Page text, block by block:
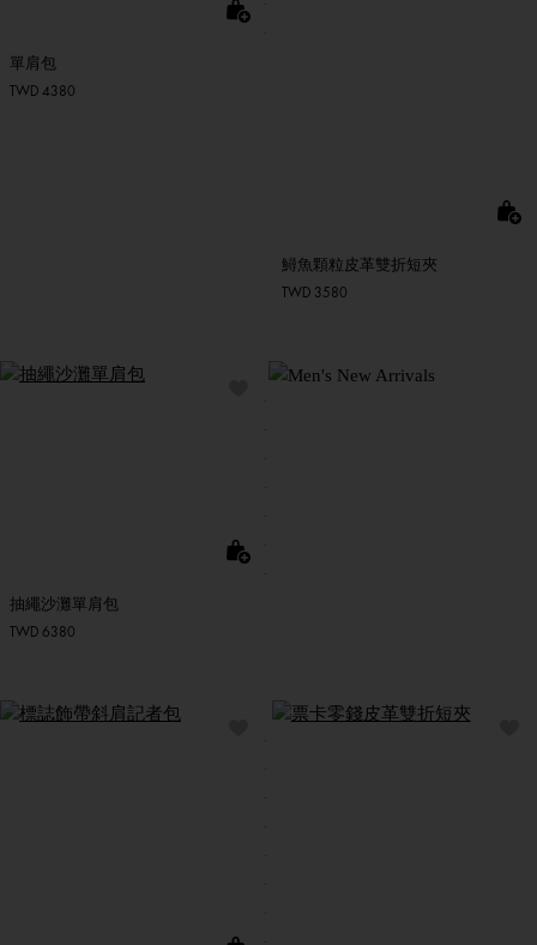
單肩包
TWD 4380
鱘魚顆粒皮革雙折短夾
TWD 3580
抽繩沙灘單肩包
TWD 6380